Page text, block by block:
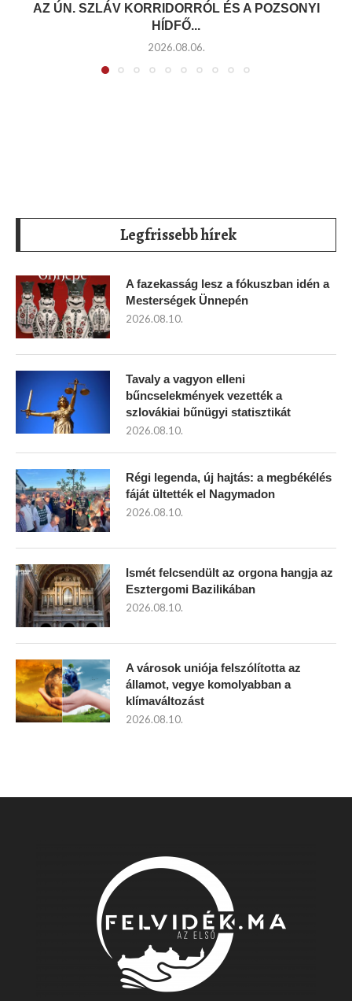
AZ ÚN. SZLÁV KORRIDORRÓL ÉS A POZSONYI
HÍDFŐ...
2026.08.06.
Legfrissebb hírek
A fazekasság lesz a fókuszban idén a
Mesterségek Ünnepén
2026.08.10.
Tavaly a vagyon elleni
bűncselekmények vezették a
szlovákiai bűnügyi statisztikát
2026.08.10.
Régi legenda, új hajtás: a megbékélés
fáját ültették el Nagymadon
2026.08.10.
Ismét felcsendült az orgona hangja az
Esztergomi Bazilikában
2026.08.10.
A városok uniója felszólította az
államot, vegye komolyabban a
klímaváltozást
2026.08.10.